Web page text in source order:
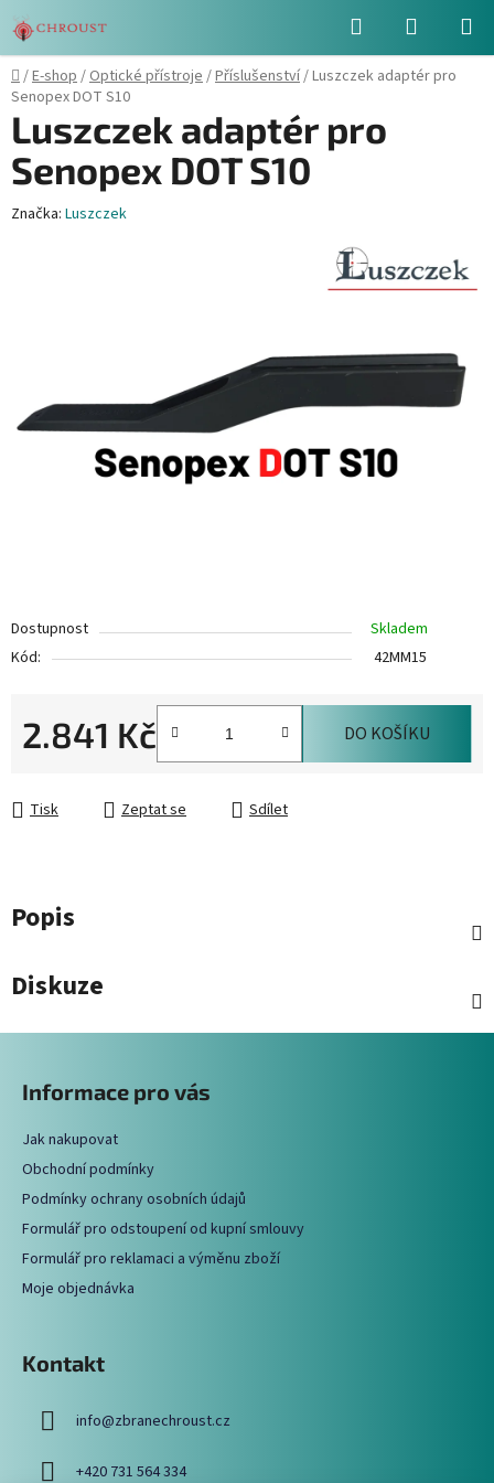
na
obsah
Hledat
KOŠÍK
Domů
/E-shop/Optické přístroje/Příslušenství/Luszczek adaptér pro
Senopex DOT S10
Dostupnost
Skladem
Kód:
42MM15
2.841 Kč DO KOŠÍKU
Tisk Zeptat se Sdílet
Luszczek adaptér pro
Senopex DOT S10
Značka: Luszczek
Popis
Diskuze
Informace pro vás
Jak nakupovat
Obchodní podmínky
Podmínky ochrany osobních údajů
Formulář pro odstoupení od kupní smlouvy
Formulář pro reklamaci a výměnu zboží
Moje objednávka
Kontakt
info@zbranechroust.cz
+420 731 564 334